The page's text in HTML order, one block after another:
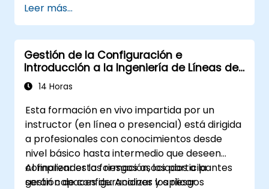
modelado conceptual
Leer más...
Gestión de la Configuración e
Introducción a la Ingeniería de Líneas de
Productos
14 Horas
Esta formación en vivo impartida por un
instructor (en línea o presencial) está dirigida
a profesionales con conocimientos desde
nivel básico hasta intermedio que deseen
comprender los riesgos asociados a la
gestión de configuraciones y aplicar
Al finalizar esta formación, los participantes
serán capaces de: Analizar los riesgos